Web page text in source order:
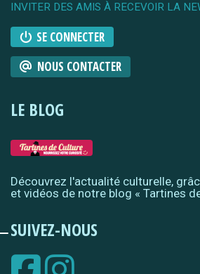
INVITER DES AMIS À RECEVOIR LA
SE CONNECTER
NOUS CONTACTER
LE BLOG
Découvrez l'actualité culturelle,
et vidéos de notre blog « Tartines
SUIVEZ-NOUS